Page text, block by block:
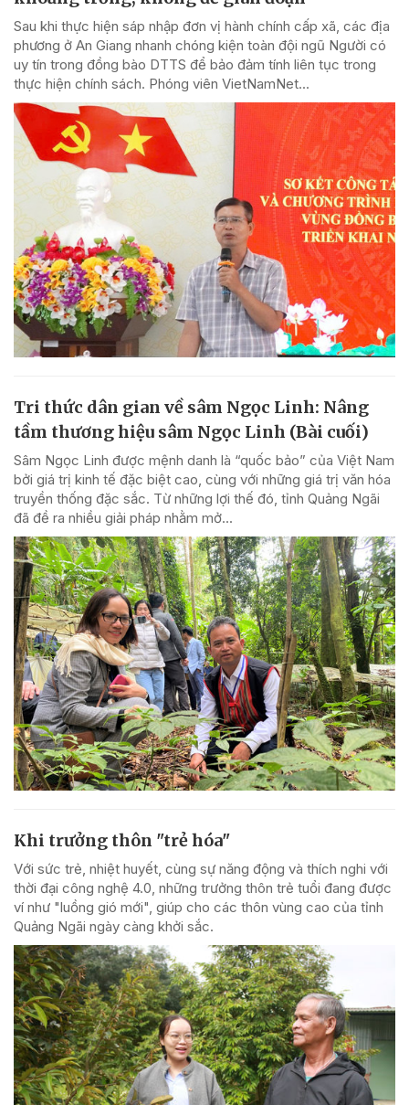
Sau khi thực hiện sáp nhập đơn vị hành chính cấp xã, các địa
phương ở An Giang nhanh chóng kiện toàn đội ngũ Người có
uy tín trong đồng bào DTTS để bảo đảm tính liên tục trong
thực hiện chính sách. Phóng viên VietNamNet...
Tri thức dân gian về sâm Ngọc Linh: Nâng
tầm thương hiệu sâm Ngọc Linh (Bài cuối)
Sâm Ngọc Linh được mệnh danh là “quốc bảo” của Việt Nam
bởi giá trị kinh tế đặc biệt cao, cùng với những giá trị văn hóa
truyền thống đặc sắc. Từ những lợi thế đó, tỉnh Quảng Ngãi
đã đề ra nhiều giải pháp nhằm mở...
Khi trưởng thôn "trẻ hóa"
Với sức trẻ, nhiệt huyết, cùng sự năng động và thích nghi với
thời đại công nghệ 4.0, những trưởng thôn trẻ tuổi đang được
ví như "luồng gió mới", giúp cho các thôn vùng cao của tỉnh
Quảng Ngãi ngày càng khởi sắc.